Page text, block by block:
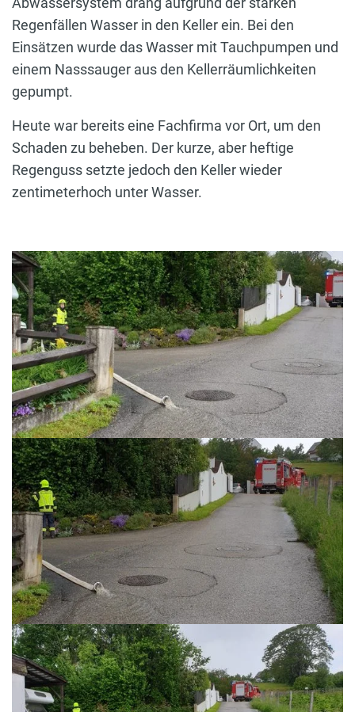
Regenfällen Wasser in den Keller ein. Bei den
Einsätzen wurde das Wasser mit Tauchpumpen und
einem Nasssauger aus den Kellerräumlichkeiten
gepumpt.
Heute war bereits eine Fachfirma vor Ort, um den
Schaden zu beheben. Der kurze, aber heftige
Regenguss setzte jedoch den Keller wieder
zentimeterhoch unter Wasser.